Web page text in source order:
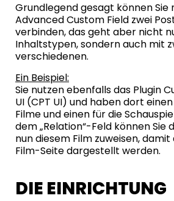
Grundlegend gesagt können Sie
Advanced Custom Field zwei
verbinden, das geht aber nicht
Inhaltstypen, sondern auch mit
verschiedenen.
Ein Beispiel:
Sie nutzen ebenfalls das Plugin
UI (CPT UI) und haben dort
Filme und einen für die
dem „Relation“-Feld können Sie
nun diesem Film zuweisen,
Film-Seite dargestellt werden.
DIE EINRICHTUNG